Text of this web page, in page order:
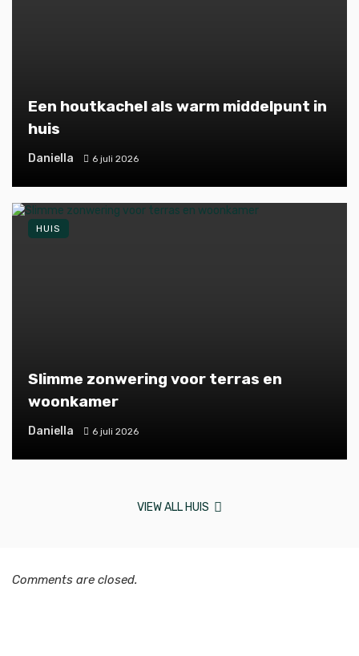
Een houtkachel als warm middelpunt in
huis
Daniella 6 juli 2026
Slimme zonwering voor terras en
woonkamer
Daniella 6 juli 2026
HUIS
VIEW ALL HUIS
Comments are closed.